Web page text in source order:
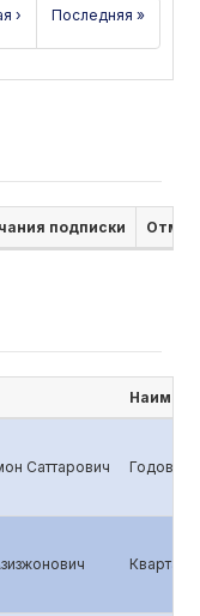
› Последняя »
подписки
Саттарович Годовой